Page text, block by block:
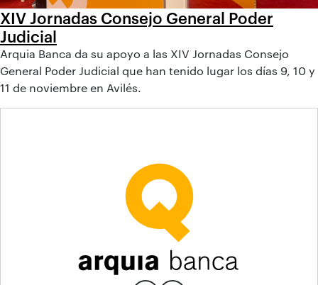
XIV Jornadas Consejo General Poder
Judicial
Arquia Banca da su apoyo a las XIV Jornadas Consejo
General Poder Judicial que han tenido lugar los días 9, 10 y
11 de noviembre en Avilés.